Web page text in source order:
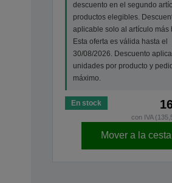
descuento en el segundo
productos elegibles.
aplicable solo al artículo más
Esta oferta es válida hasta el
30/08/2026. Descuento
unidades por producto y
máximo.
En stock
con IVA
Mover a la cesta